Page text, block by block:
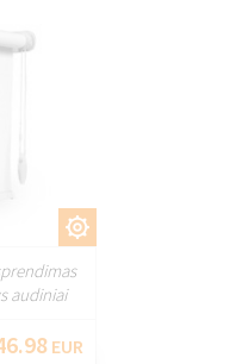
audiniai
EUR